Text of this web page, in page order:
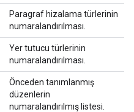
Paragraf hizalama türlerinin
numaralandırılması.
Yer tutucu türlerinin
numaralandırılması.
Önceden tanımlanmış
düzenlerin
numaralandırılmış listesi.